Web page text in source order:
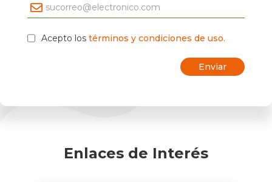
Acepto los términos y condiciones de uso.
Enlaces de Interés